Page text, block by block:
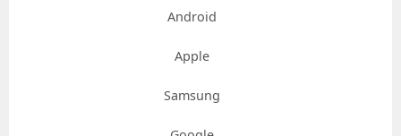
Android
Apple
Samsung